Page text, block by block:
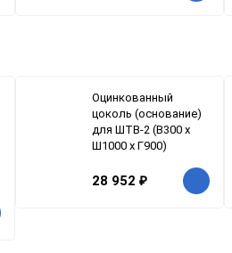
Оцинкованный
цоколь (основание)
для ШТВ-2 (В300 x
Ш1000 x Г900)
28 952 ₽